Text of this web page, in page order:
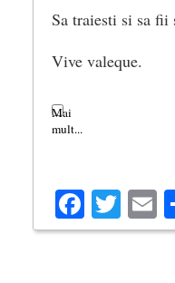
Sa traiesti si sa fii
Vive valeque.